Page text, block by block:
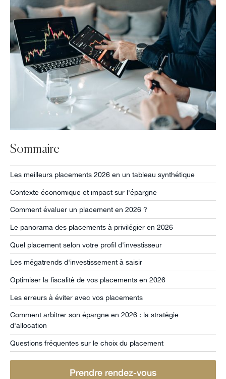
Sommaire
Les meilleurs placements 2026 en un tableau synthétique
Contexte économique et impact sur l'épargne
Comment évaluer un placement en 2026 ?
Le panorama des placements à privilégier en 2026
Quel placement selon votre profil d'investisseur
Les mégatrends d'investissement à saisir
Optimiser la fiscalité de vos placements en 2026
Les erreurs à éviter avec vos placements
Comment arbitrer son épargne en 2026 : la stratégie
d'allocation
Questions fréquentes sur le choix du placement
Prendre rendez-vous